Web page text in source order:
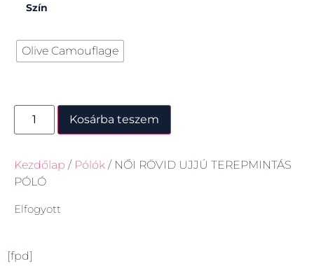
Szín
Olive Camouflage
Kosárba teszem
Kezdőlap / Pólók / NŐI RÖVID UJJÚ TEREPMINTÁS
PÓLÓ
Elfogyott
[fpd]